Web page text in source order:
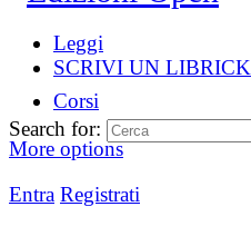
Leggi
SCRIVI UN LIBRICK
Corsi
More options
Entra Registrati
Search for: